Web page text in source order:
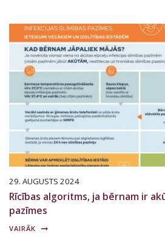
29. AUGUSTS 2024
Rīcības algoritms, ja bērnam ir
pazīmes
VAIRĀK